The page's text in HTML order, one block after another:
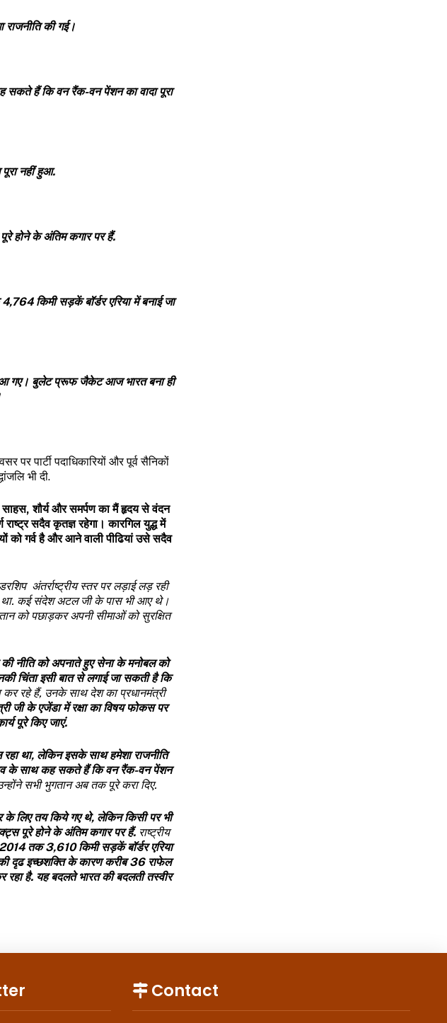
राजनीति की गई।
सकते हैं कि वन रैंक-वन पेंशन का वादा पूरा
नहीं हुआ.
होनेके अंतिम कगार पर हैं.
4,764 किमी सड़कें बॉर्डर एरिया में बनाई जा
गए। बुलेट प्रूफ जैकेट आज भारत बना ही
पार्टी पदाधिकारियों और पूर्व सैनिकों
भी दी.
साहस,शौर्य और समर्पण का मैं हृदय से वंदन
राष्ट्र सदैव कृतज्ञ रहेगा। कारगिल युद्ध में
को गर्व है और आने वाली पीढियां उसे सदैव
अंतर्राष्ट्रीय स्तर पर लड़ाई लड़ रही
. कई संदेश अटल जी के पास भी आए थे।
को पछाड़कर अपनी सीमाओं को सुरक्षित
की नीति को अपनाते हुए सेना के मनोबल को
चिंता इसी बात से लगाई जा सकती है कि
कर रहे हैं, उनके साथ देश का प्रधानमंत्री
जी के एजेंडा में रक्षा का विषय फोकस पर
पूरे किए जाएं.
था, लेकिन इसके साथ हमेशा राजनीति
के साथ कह सकते हैं कि वन रैंक-वन पेंशन
सभी भुगतान अब तक पूरे करा दिए.
के लिए तय किये गए थे, लेकिन किसी पर भी
पूरे होनेके अंतिम कगार पर हैं.राष्ट्रीय
2014 तक3,610किमी सड़कें बॉर्डर एरिया
की दृढ इच्छशक्ति के कारण करीब36 राफेल
है. यह बदलते भारत की बदलती तस्वीर
Contact